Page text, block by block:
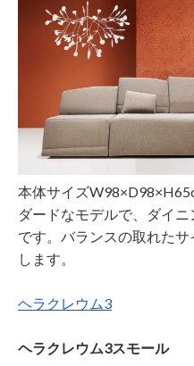
本体サイズ
ダードなモデルで、ダイ
です。バランスの取れた
します。
ヘラクレウム3
ヘラクレウム3スモール